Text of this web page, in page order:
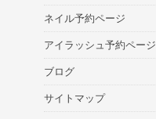
ネイル予約ページ
アイラッシュ予約ページ
ブログ
サイトマップ